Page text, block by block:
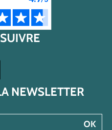
Instagram
Facebook
notre compte Pinterest
à notre compte Twitter/X
NEWSLETTER
OK